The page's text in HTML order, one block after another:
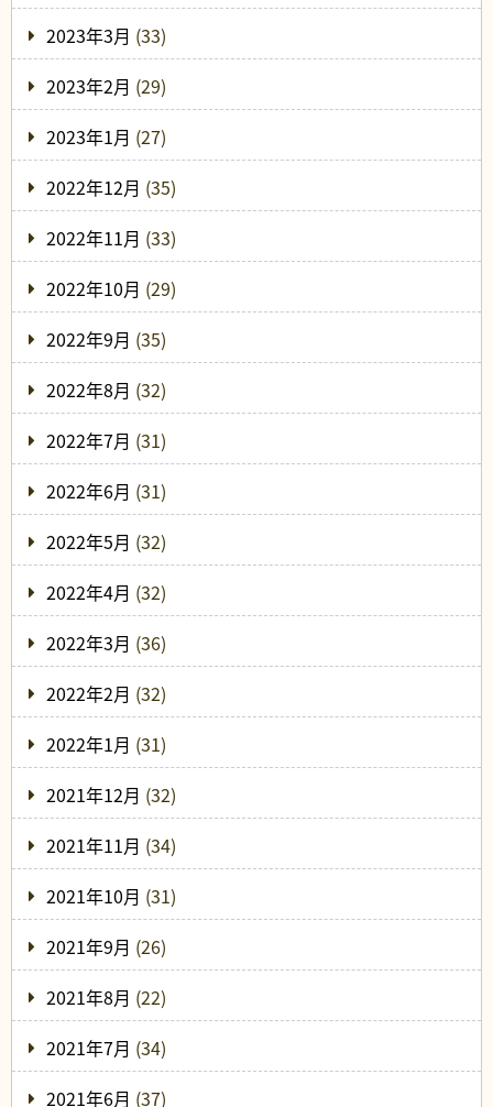
2023年3月 (33)
2023年2月 (29)
2023年1月 (27)
2022年12月 (35)
2022年11月 (33)
2022年10月 (29)
2022年9月 (35)
2022年8月 (32)
2022年7月 (31)
2022年6月 (31)
2022年5月 (32)
2022年4月 (32)
2022年3月 (36)
2022年2月 (32)
2022年1月 (31)
2021年12月 (32)
2021年11月 (34)
2021年10月 (31)
2021年9月 (26)
2021年8月 (22)
2021年7月 (34)
2021年6月 (37)